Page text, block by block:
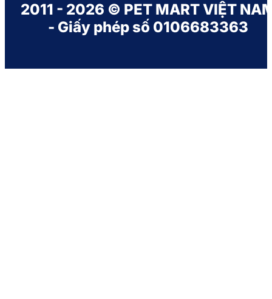
2011 - 2026 © PET MART VIỆT
- Giấy phép số 0106683363